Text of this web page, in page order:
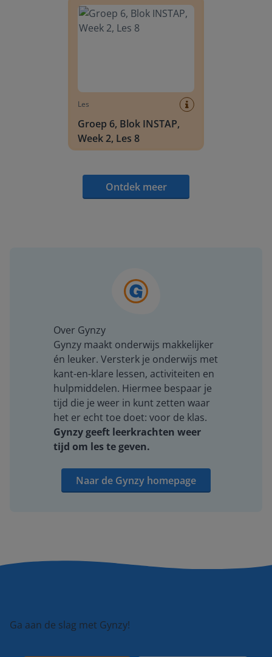
Les
Groep 6, Blok INSTAP,
Week 2, Les 8
Ontdek meer
Over Gynzy
Gynzy maakt onderwijs makkelijker
én leuker. Versterk je onderwijs met
kant-en-klare lessen, activiteiten en
hulpmiddelen. Hiermee bespaar je
tijd die je weer in kunt zetten waar
het er echt toe doet: voor de klas.
Gynzy geeft leerkrachten weer
tijd om les te geven.
Naar de Gynzy homepage
Ga aan de slag met Gynzy!